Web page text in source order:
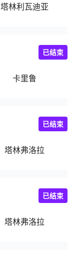
塔林利瓦迪亚
卡里鲁
已结束
塔林弗洛拉
已结束
塔林弗洛拉
已结束